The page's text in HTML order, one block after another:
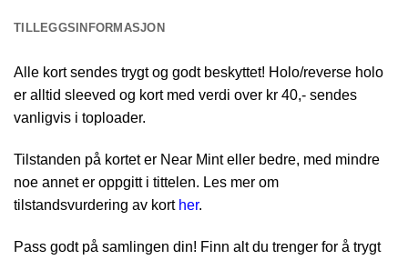
TILLEGGSINFORMASJON
Alle kort sendes trygt og godt beskyttet! Holo/reverse holo
er alltid sleeved og kort med verdi over kr 40,- sendes
vanligvis i toploader.
Tilstanden på kortet er Near Mint eller bedre, med mindre
noe annet er oppgitt i tittelen. Les mer om
tilstandsvurdering av kort her.
Pass godt på samlingen din! Finn alt du trenger for å trygt